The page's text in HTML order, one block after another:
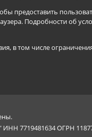
предоставить
Подробности об
в том числе
7719481634 ОГРН